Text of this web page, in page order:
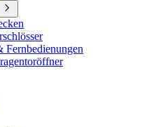
Fernbedienungen